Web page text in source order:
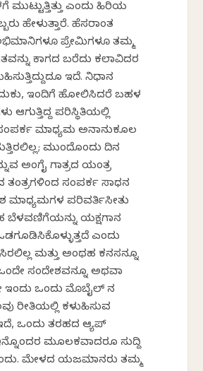
ಎಂದು ಹಿರಿಯ
ಹೇಳುತ್ತಾರೆ. ಹೆಸರಾಂತ
ಪ್ರೇಮಿಗಳೂ ತಮ್ಮ
ಕಾಗದ ಬರೆದು ಕಲಾವಿದರ
ಇದೆ. ನಿಧಾನ
ಇಂದಿಗೆ ಹೋಲಿಸಿದರೆ ಬಹಳ
ಆಗುತ್ತಿದ್ದ ಪರಿಸ್ಥಿತಿಯಲ್ಲಿ
ಮಾಧ್ಯಮ ಅನಾನುಕೂಲ
ಮುಂದೊಂದು ದಿನ
ಅಂಗೈ ಗಾತ್ರದ ಯಂತ್ರ
ತಂತ್ರಗಳಿಂದ ಸಂಪರ್ಕ ಸಾಧನ
ಮಾಧ್ಯಮಗಳ ಪರಿವರ್ತಿಸೀತು
ಬೆಳವಣಿಗೆಯನ್ನು ಯಕ್ಷಗಾನ
ಎಂದು
ಮತ್ತು ಅಂಥಹ ಕನಸನ್ನೂ
ಸಂದೇಶವನ್ನೂ ಅಥವಾ
ಇಂದು ಒಂದು ಮೊಬೈಲ್ ನ
ರೀತಿಯಲ್ಲಿ ಕಳುಹಿಸುವ
ಒಂದು ತರಹದ ಆ್ಯಪ್
ಮೂಲಕವಾದರೂ ಸುದ್ದಿ
ಮೇಳದ ಯಜಮಾನರು ತಮ್ಮ